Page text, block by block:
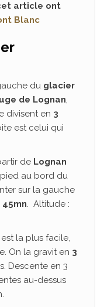
article ont
Blanc
du glacier
de Lognan,
divisent en 3
est celui qui
de Lognan
au bord du
sur la gauche
45mn. Altitude :
est la plus facile,
On la gravit en 3
Descente en 3
au-dessus